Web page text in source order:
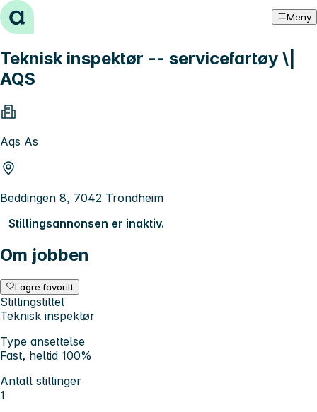
Hopp til innhold Meny
Teknisk inspektør -- servicefartøy \|
AQS
Aqs As
Beddingen 8, 7042 Trondheim
Stillingsannonsen er inaktiv.
Om jobben
Lagre favoritt
Stillingstittel
Teknisk inspektør
Type ansettelse
Fast, heltid 100%
Antall stillinger
1